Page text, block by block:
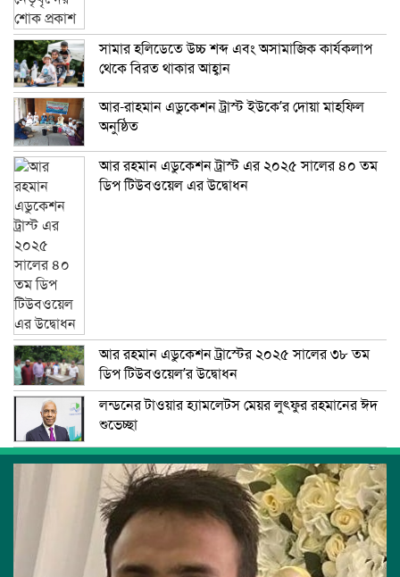
সামার হলিডেতে উচ্চ শব্দ এবং অসামাজিক কার্যকলাপ
থেকে বিরত থাকার আহ্বান
আর-রাহমান এডুকেশন ট্রাস্ট ইউকে’র দোয়া মাহফিল
অনুষ্ঠিত
আর রহমান এডুকেশন ট্রাস্ট এর ২০২৫ সালের ৪০ তম
ডিপ টিউবওয়েল এর উদ্বোধন
আর রহমান এডুকেশন ট্রাস্টের ২০২৫ সালের ৩৮ তম
ডিপ টিউবওয়েল’র উদ্বোধন
লন্ডনের টাওয়ার হ্যামলেটস মেয়র লুৎফুর রহমানের ঈদ
শুভেচ্ছা